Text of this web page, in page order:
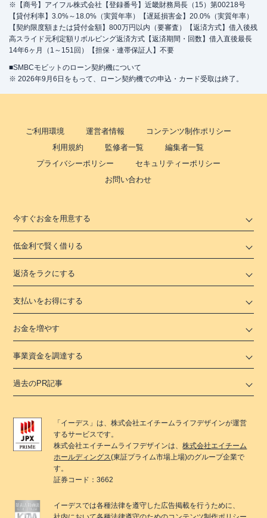
※【商号】アイフル株式会社【登録番号】近畿財務局長（15）第00218号
【貸付利率】3.0%～18.0%（実質年率）【遅延損害金】20.0%（実質年率）
【契約限度額または貸付金額】800万円以内（要審査）【返済方式】借入後残
高スライド元利定額リボルビング返済方式【返済期間・回数】借入直後最長
14年6ヶ月（1～151回）【担保・連帯保証人】不要
■SMBCモビットのローン契約機について
※ 2026年9月6日をもって、ローン契約機での申込・カード受取は終了。
ご利用環境 運営者情報
コンテンツ制作ポリシー
利用規約
監修者一覧
編集者一覧
プライバシーポリシー
セキュリティーポリシー
お問い合わせ
今すぐお金を用意する
低金利で賢く借りる
返済をラクにする
支払いをお得にする
お金を増やす
事業資金を調達する
過去のPR記事
「 イーデス 」は、株式会社エイチームライフデザインが運営
するサービスです。
株式会社エイチームライフデザインは、株式会社エイチーム
ホールディングス(東証プライム市場上場)のグループ企業で
す。
証券コード：3662
イーデスでは各種法律を遵守した広告掲載を行うために、